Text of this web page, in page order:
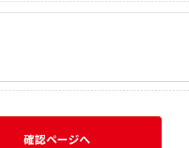
確認ページへ